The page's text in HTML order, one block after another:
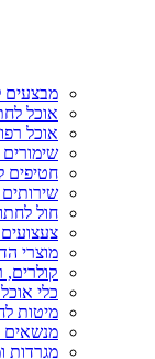
מבצעים
אוכל
אוכל
חטיפים
חול
מוצרי
קולרים,
כלי
מיטות
מנשאים
מגרדות